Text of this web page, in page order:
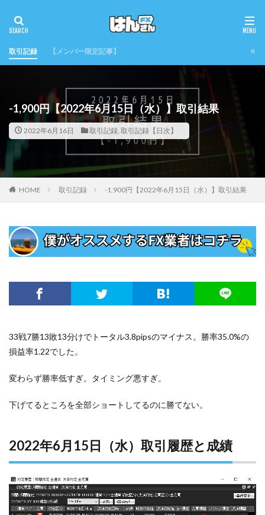
取引記録 【メンバー限定記事】
-1,900円【2022年6月15日（水）】取引結果
2022年6月16日 取引記録, 取引記録【日次】
HOME 取引記録 -1,900円【2022年6月15日（水）】取引結果
33戦7勝13敗13分けでトータル3.8pipsのマイナス。勝率35.0%の
損益率1.22でした。
変わらず勝率低すぎ。タイミング悪すぎ。
下げてるところを全部ショートしてるのに勝てない。
2022年6月15日（水）取引履歴と成績